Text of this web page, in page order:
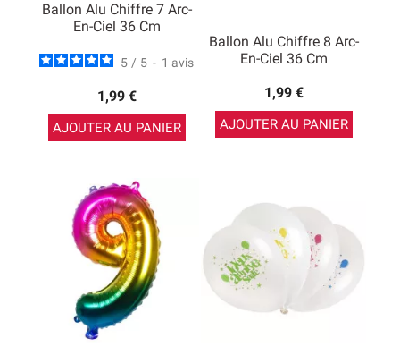
Ballon Alu Chiffre 7 Arc-
En-Ciel 36 Cm
5 / 5 - 1 avis
1,99 €
AJOUTER AU PANIER
Ballon Alu Chiffre 8 Arc-
En-Ciel 36 Cm
1,99 €
AJOUTER AU PANIER